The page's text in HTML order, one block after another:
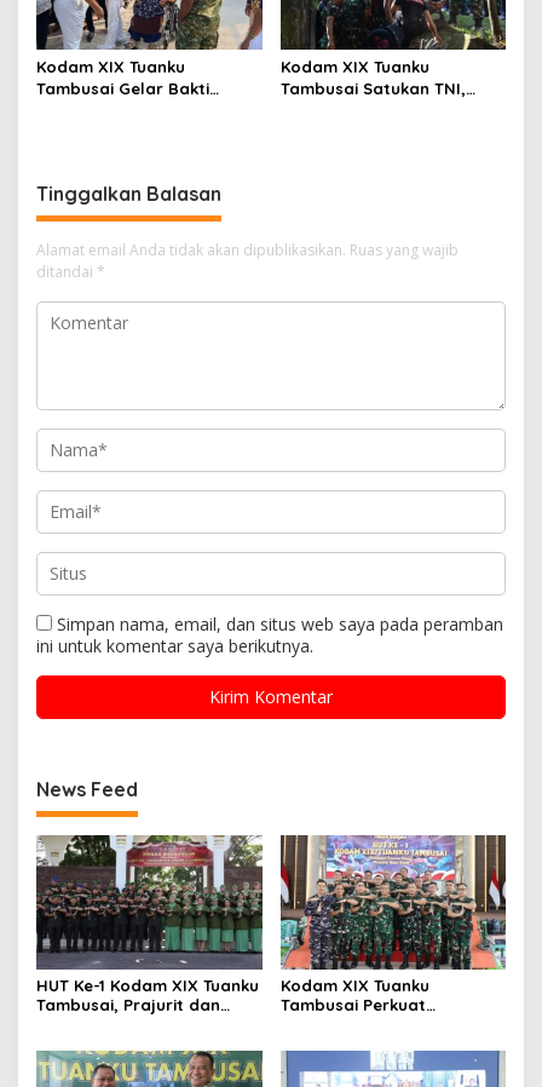
Kodam XIX Tuanku
Tambusai Gelar Bakti
Kodam XIX Tuanku
Tambusai Satukan TNI,
Tinggalkan Balasan
Alamat email Anda tidak akan dipublikasikan. Ruas yang wajib
ditandai *
Simpan nama, email, dan situs web saya pada peramban
ini untuk komentar saya berikutnya.
News Feed
HUT Ke-1 Kodam XIX Tuanku
Tambusai, Prajurit dan
Kusuma Dharma
Kodam XIX Tuanku
Tambusai Perkuat